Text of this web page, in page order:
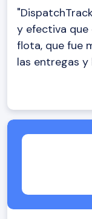
y efectiva
flota, que fue
las entregas
nuestros
una empresa